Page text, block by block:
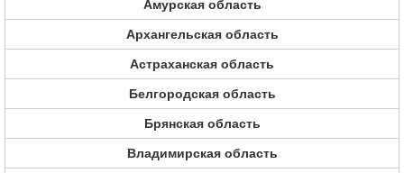
Амурская область
Архангельская область
Астраханская область
Белгородская область
Брянская область
Владимирская область